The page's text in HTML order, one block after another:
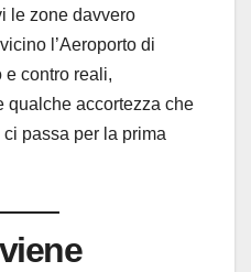
le zone davvero
l’Aeroporto di
e contro reali,
qualche accortezza che
passa per la prima